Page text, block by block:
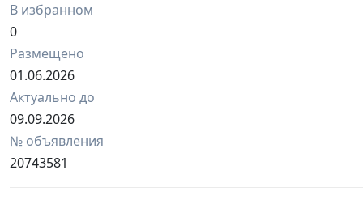
В избранном
0
Размещено
01.06.2026
Актуально до
09.09.2026
№ объявления
20743581